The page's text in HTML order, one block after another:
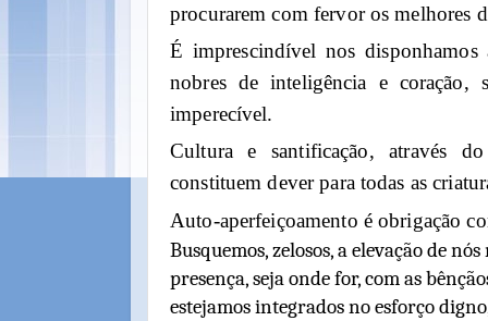
procurarem com fervor os melhores
É imprescindível nos
nobres de inteligência e coração,
imperecível.
Cultura e santificação, através
constituem dever para todas as
Auto-aperfeiçoamento é obrigação
Busquemos, zelosos, a elevação de
presença, seja onde for, com as
estejamos integrados no esforço